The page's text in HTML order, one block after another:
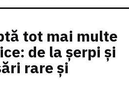
tot mai multe
de la șerpi și
rare și